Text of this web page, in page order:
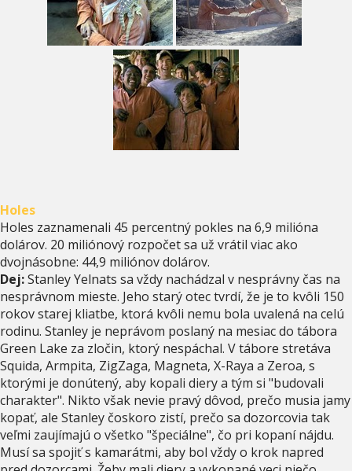
Holes
Holes zaznamenali 45 percentný pokles na 6,9 milióna
dolárov. 20 miliónový rozpočet sa už vrátil viac ako
dvojnásobne: 44,9 miliónov dolárov.
Dej:Stanley Yelnats sa vždy nachádzal v nesprávny čas na
nesprávnom mieste. Jeho starý otec tvrdí, že je to kvôli 150
rokov starej kliatbe, ktorá kvôli nemu bola uvalená na celú
rodinu. Stanley je neprávom poslaný na mesiac do tábora
Green Lake za zločin, ktorý nespáchal. V tábore stretáva
Squida, Armpita, ZigZaga, Magneta, X-Raya a Zeroa, s
ktorými je donútený, aby kopali diery a tým si "budovali
charakter". Nikto však nevie pravý dôvod, prečo musia jamy
kopať, ale Stanley čoskoro zistí, prečo sa dozorcovia tak
veľmi zaujímajú o všetko "špeciálne", čo pri kopaní nájdu.
Musí sa spojiť s kamarátmi, aby bol vždy o krok napred